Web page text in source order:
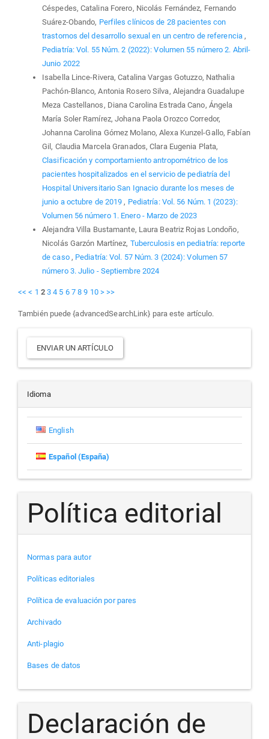
Céspedes, Catalina Forero, Nicolás Fernández, Fernando
Suárez-Obando, Perfiles clínicos de 28 pacientes con
trastornos del desarrollo sexual en un centro de referencia,
Pediatría: Vol. 55 Núm. 2 (2022): Volumen 55 número 2. Abril-
Junio 2022
Isabella Lince-Rivera, Catalina Vargas Gotuzzo, Nathalia
Pachón-Blanco, Antonia Rosero Silva, Alejandra Guadalupe
Meza Castellanos, Diana Carolina Estrada Cano, Ángela
María Soler Ramírez, Johana Paola Orozco Corredor,
Johanna Carolina Gómez Molano, Alexa Kunzel-Gallo, Fabían
Gil, Claudia Marcela Granados, Clara Eugenia Plata,
Clasificación y comportamiento antropométrico de los
pacientes hospitalizados en el servicio de pediatría del
Hospital Universitario San Ignacio durante los meses de
junio a octubre de 2019, Pediatría: Vol. 56 Núm. 1 (2023):
Volumen 56 número 1. Enero - Marzo de 2023
Alejandra Villa Bustamante, Laura Beatriz Rojas Londoño,
Nicolás Garzón Martínez, Tuberculosis en pediatría: reporte
de caso , Pediatría: Vol. 57 Núm. 3 (2024): Volumen 57
número 3. Julio - Septiembre 2024
<< < 1 2 3 4 5 6 7 8 9 10 > >>
También puede {advancedSearchLink} para este artículo.
Enviar
un
artículo
ENVIAR UN ARTÍCULO
Idioma
English
Español (España)
Política editorial
Normas para autor
Políticas editoriales
Política de evaluación por pares
Archivado
Anti-plagio
Bases de datos
Declaración de